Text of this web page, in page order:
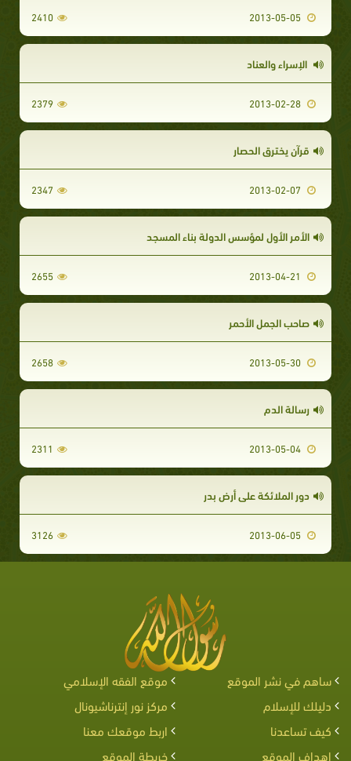
2410
الإسراء والعناد
2379
قرآن يخترق الحصار
2347
الأمر الأول لمؤسس الدولة بناء المسجد
2655
صاحب الجمل الأحمر
2658
رسالة الدم
2311
دور الملائكة على أرض بدر
3126
ساهم في نشر الموقع
موقع الفقه الإسلامي
دليلك للإسلام
مركز نور إنترناشيونال
كيف تساعدنا
اربط موقعك معنا
اهداف الموقع
خريطة الموقع